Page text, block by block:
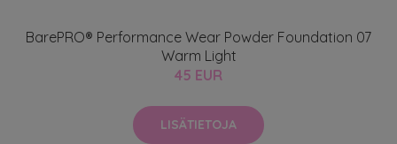
BarePRO® Performance Wear Powder Foundation 07
Warm Light
45 EUR
LISÄTIETOJA